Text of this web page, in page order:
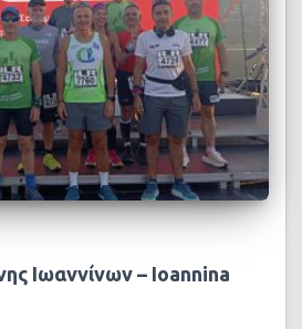
Ιωαννίνων – Ioannina